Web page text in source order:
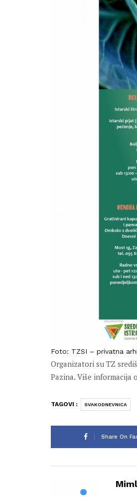
Foto: TZSI – privatna
Organizatori su TZ
Pazina. Više informacija
TAGOVI : SVAKODNEVNICA
Share On